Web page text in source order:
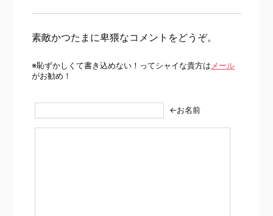
素敵かつたまに卑猥なコメントをどうぞ。
※恥ずかしくて書き込めない！ってシャイな貴方は メール
がお勧め！
←お名前